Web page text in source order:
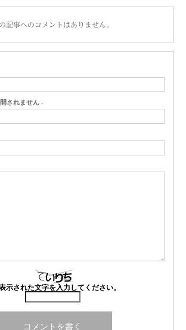
記事へのコメントはありません。
されません -
表示された文字を入力してください。